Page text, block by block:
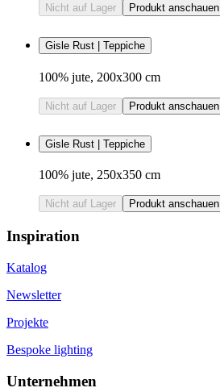
Nicht auf Lager Produkt anschauen
Gisle Rust | Teppiche
100% jute, 200x300 cm
Nicht auf Lager Produkt anschauen
Gisle Rust | Teppiche
100% jute, 250x350 cm
Nicht auf Lager Produkt anschauen
Inspiration
Katalog
Newsletter
Projekte
Bespoke lighting
Unternehmen